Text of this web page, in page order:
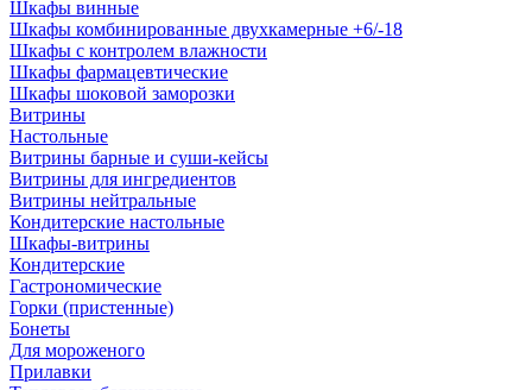
Шкафы винные
Шкафы комбинированные двухкамерные +6/-18
Шкафы с контролем влажности
Шкафы фармацевтические
Шкафы шоковой заморозки
Витрины
Настольные
Витрины барные и суши-кейсы
Витрины для ингредиентов
Витрины нейтральные
Кондитерские настольные
Шкафы-витрины
Кондитерские
Гастрономические
Горки (пристенные)
Бонеты
Для мороженого
Прилавки